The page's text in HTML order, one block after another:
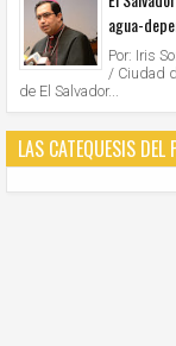
agua-
Por: Iris
/ Ciudad
de El Salvador...
LAS CATEQUESIS DEL